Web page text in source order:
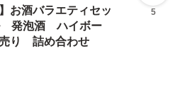
お酒バラエティセッ
発泡酒 ハイボー
り 詰め合わせ
5